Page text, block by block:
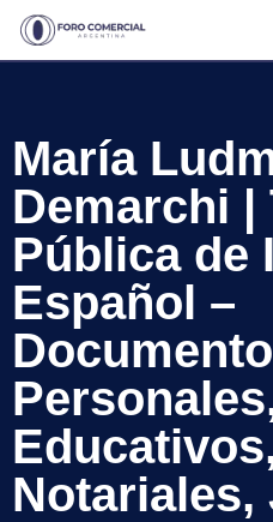
Skip
María
Demarchi |
Pública de
Español –